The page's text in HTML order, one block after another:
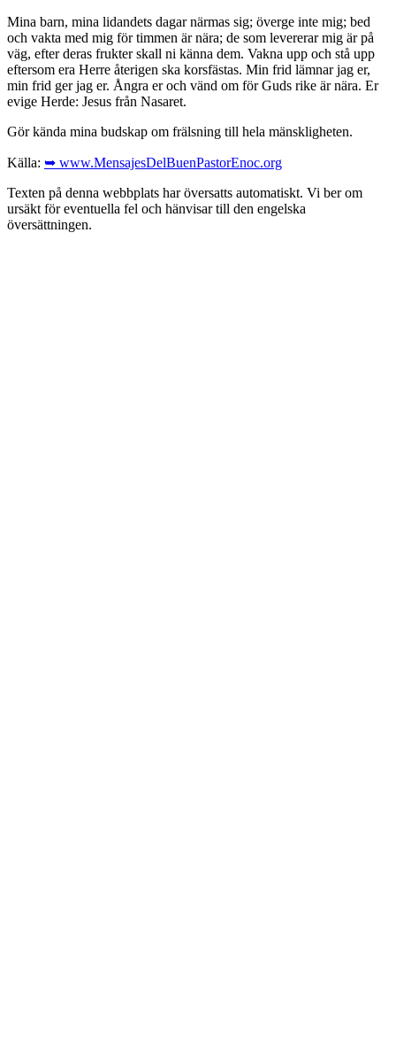
Mina barn, mina lidandets dagar närmas sig; överge inte mig; bed
och vakta med mig för timmen är nära; de som levererar mig är på
väg, efter deras frukter skall ni känna dem. Vakna upp och stå upp
eftersom era Herre återigen ska korsfästas. Min frid lämnar jag er,
min frid ger jag er. Ångra er och vänd om för Guds rike är nära. Er
evige Herde: Jesus från Nasaret.
Gör kända mina budskap om frälsning till hela mänskligheten.
Källa: ➥ www.MensajesDelBuenPastorEnoc.org
Texten på denna webbplats har översatts automatiskt. Vi ber om
ursäkt för eventuella fel och hänvisar till den engelska
översättningen.